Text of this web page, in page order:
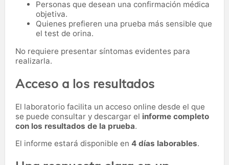
Personas que desean una confirmación médica
objetiva.
Quienes prefieren una prueba más sensible que
el test de orina.
No requiere presentar síntomas evidentes para
realizarla.
Acceso a los resultados
El laboratorio facilita un acceso online desde el que
se puede consultar y descargar el informe completo
con los resultados de la prueba.
El informe estará disponible en 4 días laborables.